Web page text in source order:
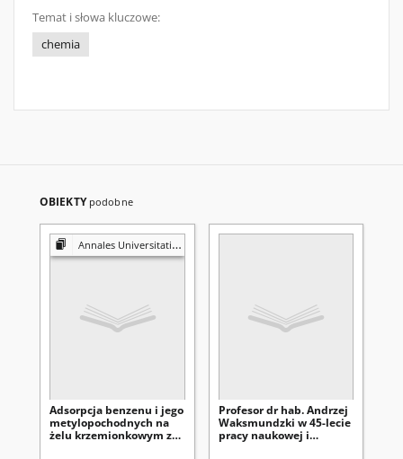
Temat i słowa kluczowe:
chemia
OBIEKTY podobne
Annales Universitatis Mariae Curie-Skłodowska. Sectio AA, Chemia
Adsorpcja benzenu i jego
metylopochodnych na
żelu krzemionkowym z
Profesor dr hab. Andrzej
Waksmundzki w 45-lecie
pracy naukowej i